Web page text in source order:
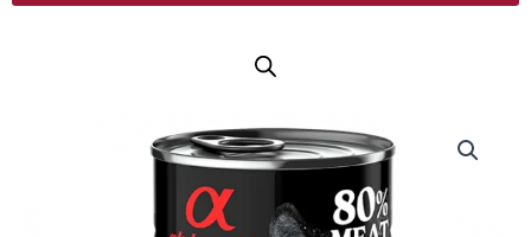
Rango
de
precios: